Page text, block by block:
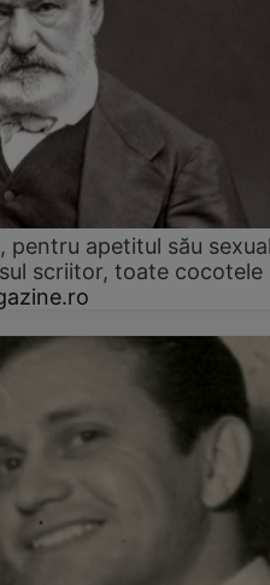
apetitul său
scriitor, toate cocotele